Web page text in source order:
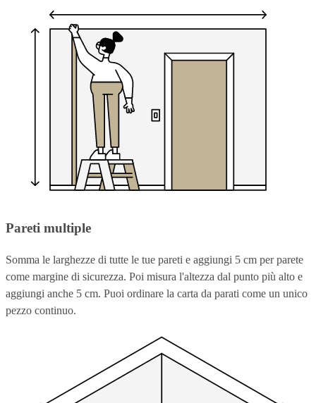
Pareti multiple
Somma le larghezze di tutte le tue pareti e aggiungi 5 cm per parete
come margine di sicurezza. Poi misura l'altezza dal punto più alto e
aggiungi anche 5 cm. Puoi ordinare la carta da parati come un unico
pezzo continuo.